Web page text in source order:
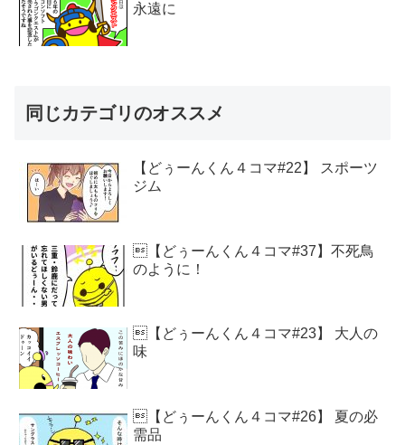
永遠に
同じカテゴリのオススメ
【どぅーんくん４コマ#22】 スポーツ
ジム
【どぅーんくん４コマ#37】不死鳥
のように！
【どぅーんくん４コマ#23】 大人の
味
【どぅーんくん４コマ#26】 夏の必
需品